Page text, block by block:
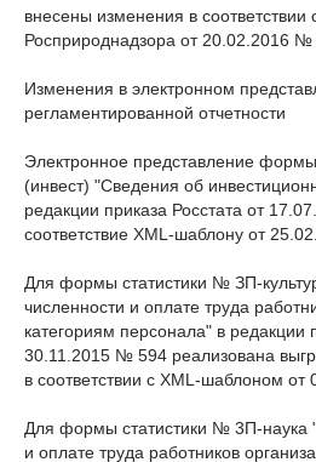
внесены изменения в соответствии
Росприроднадзора от 20.02.2016 №
Изменения в электронном
регламентированной отчетности
Электронное представление
(инвест) "Сведения об
редакции приказа Росстата от
соответствие XML-шаблону от
Для формы статистики № ЗП-
численности и оплате труда
категориям персонала" в редакции
30.11.2015 № 594 реализована
в соответствии с XML-шаблоном от
Для формы статистики № 3П-наука
и оплате труда работников